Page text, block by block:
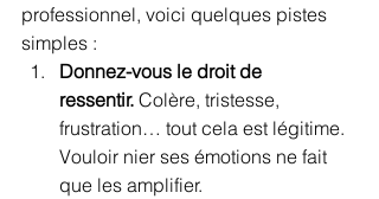
professionnel, voici quelques pistes
simples :
Donnez-vous le droit de
ressentir. Colère, tristesse,
frustration… tout cela est légitime.
Vouloir nier ses émotions ne fait
que les amplifier.